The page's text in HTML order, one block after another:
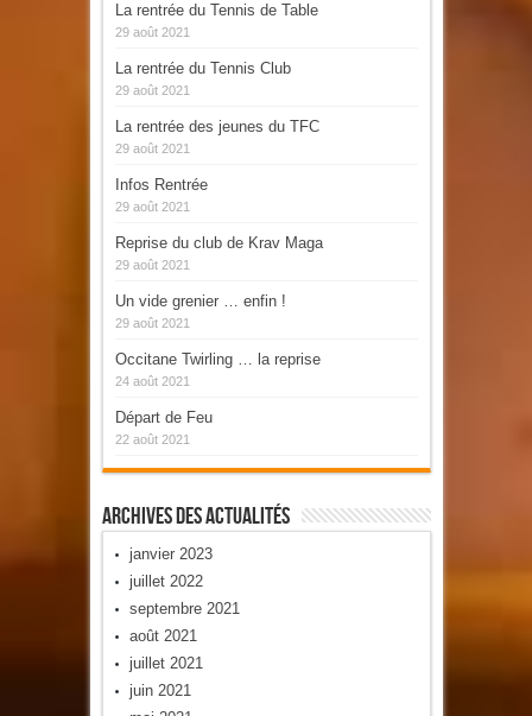
La rentrée du Tennis de Table
29 août 2021
La rentrée du Tennis Club
29 août 2021
La rentrée des jeunes du TFC
29 août 2021
Infos Rentrée
29 août 2021
Reprise du club de Krav Maga
29 août 2021
Un vide grenier … enfin !
29 août 2021
Occitane Twirling … la reprise
24 août 2021
Départ de Feu
22 août 2021
Archives Des Actualités
janvier 2023
juillet 2022
septembre 2021
août 2021
juillet 2021
juin 2021